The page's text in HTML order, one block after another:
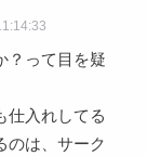
？って目を疑
仕入れしてる
のは、サーク